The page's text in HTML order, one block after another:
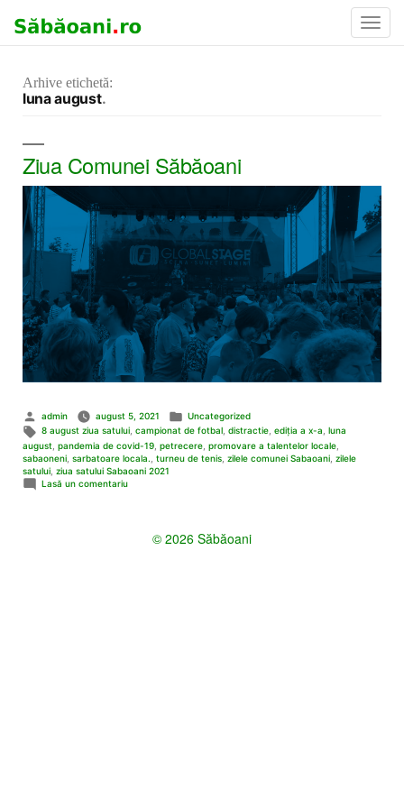
Arhive etichetă:
luna august
Ziua Comunei Săbăoani
Publicat
de
admin august 5, 2021
Publicat
în
Uncategorized
Etichete:
8 august ziua satului, campionat de fotbal, distractie, ediţia a x-a, luna
august pandemia de covid-19 petrecere promovare a talentelor locale
sabaoneni sarbatoare locala. turneu de tenis zilele comunei Sabaoani zilele
satului ziua satului Sabaoani 2021
Lasă un comentariula
© 2026 Săbăoani